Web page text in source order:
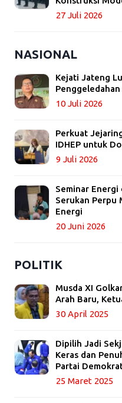
27 Juli 2026
NASIONAL
Kejati Jateng
10 Juli 2026
Perkuat
IDHEP untuk
9 Juli 2026
Seminar Energi
Serukan Perpu
Energi
20 Juni 2026
POLITIK
Musda XI
Arah Baru,
30 April 2025
Dipilih Jadi
Keras dan
Partai
25 Maret 2025